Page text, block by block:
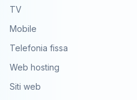
TV
Mobile
Telefonia fissa
Web hosting
Siti web